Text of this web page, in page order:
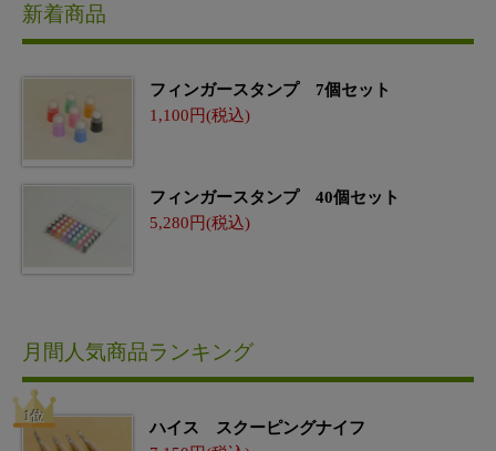
新着商品
フィンガースタンプ 7個セット
1,100
フィンガースタンプ 40個セット
5,280
月間人気商品ランキング
ハイス スクーピングナイフ